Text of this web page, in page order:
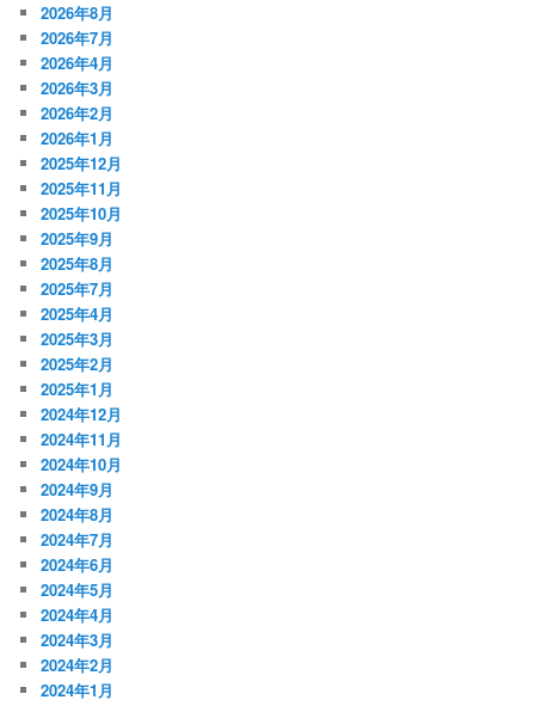
2026年8月
2026年7月
2026年4月
2026年3月
2026年2月
2026年1月
2025年12月
2025年11月
2025年10月
2025年9月
2025年8月
2025年7月
2025年4月
2025年3月
2025年2月
2025年1月
2024年12月
2024年11月
2024年10月
2024年9月
2024年8月
2024年7月
2024年6月
2024年5月
2024年4月
2024年3月
2024年2月
2024年1月